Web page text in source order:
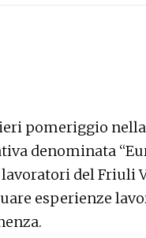
pomeriggio nella
denominata
del Friuli
esperienze